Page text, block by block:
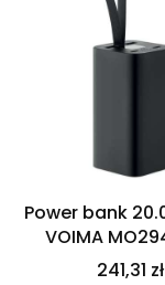
Power bank
VOIMA
241,31 zł